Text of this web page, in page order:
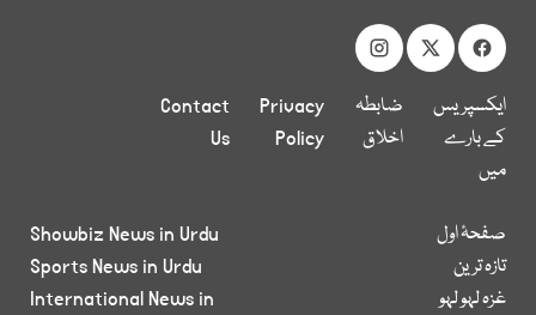
ایکسپریس
کے بارے
میں
ضابطہ
اخلاق
Privacy
Policy
Contact
Us
صفحۂ اول
تازہ ترین
غزہ لہو لہو
Showbiz News in Urdu
Sports News in Urdu
International News in